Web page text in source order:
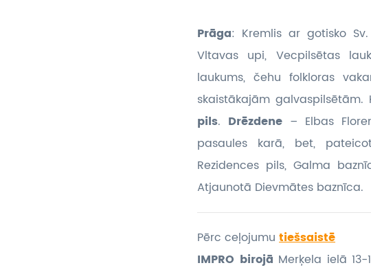
Prāga: Kremlis ar gotisko
Vltavas upi, Vecpilsētas
laukums, čehu folkloras
skaistākajām
pils. Drēzdene – Elbas
pasaules karā, bet,
Rezidences pils, Galma
Atjaunotā Dievmātes baznīca.
Pērc ceļojumu tiešsaistē
IMPRO birojā Merķela ielā